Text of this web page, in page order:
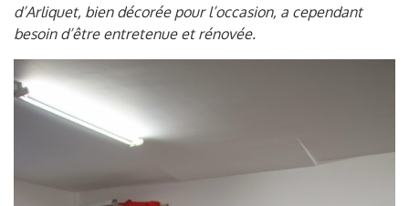
d’Arliquet, bien décorée pour l’occasion, a cependant
besoin d’être entretenue et rénovée.